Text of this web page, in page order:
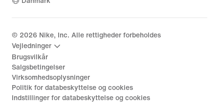
© 2026 Nike, Inc. Alle rettigheder forbeholdes
Vejledninger
Brugsvilkår
Salgsbetingelser
Virksomhedsoplysninger
Politik for databeskyttelse og cookies
Indstillinger for databeskyttelse og cookies